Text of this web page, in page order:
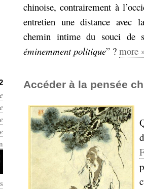
chinoise, contrairement à
entretien une distance avec
chemin intime du souci de
éminemment politique” ? more
Accéder à la pensée